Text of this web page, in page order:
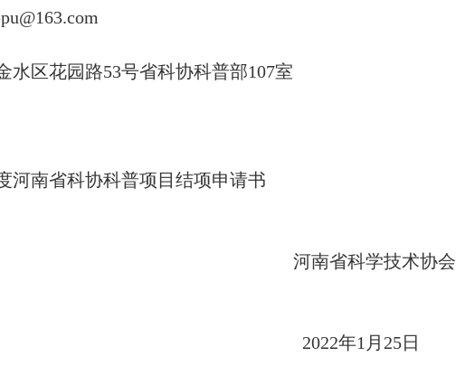
区花园路53号省科协科普部107室
南省科协科普项目结项申请书
科学技术协会
年1月25日